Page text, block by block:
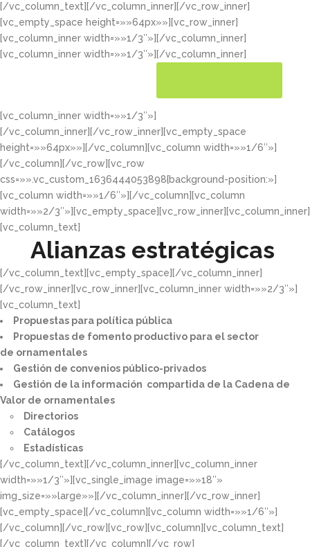
[/vc_column_text][/vc_column_inner][/vc_row_inner]
[vc_empty_space height=»»64px»»][vc_row_inner]
[vc_column_inner width=»»1/3″»][/vc_column_inner]
[vc_column_inner width=»»1/3″»][/vc_column_inner]
[vc_column_inner width=»»1/3″»]
[/vc_column_inner][/vc_row_inner][vc_empty_space
height=»»64px»»][/vc_column][vc_column width=»»1/6″»]
[/vc_column][/vc_row][vc_row
css=»».vc_custom_1636444053898{background-position:»]
[vc_column width=»»1/6″»][/vc_column][vc_column
width=»»2/3″»][vc_empty_space][vc_row_inner][vc_column_inner]
[vc_column_text]
Alianzas estratégicas
[/vc_column_text][vc_empty_space][/vc_column_inner]
[/vc_row_inner][vc_row_inner][vc_column_inner width=»»2/3″»]
[vc_column_text]
Propuestas para política pública​
Propuestas de fomento productivo para el sector
de ornamentales​
Gestión de convenios público-privados​
Gestión de la información compartida de la Cadena de
Valor de ornamentales​
Directorios​
Catálogos​
Estadísticas
[/vc_column_text][/vc_column_inner][vc_column_inner
width=»»1/3″»][vc_single_image image=»»18″»
img_size=»»large»»][/vc_column_inner][/vc_row_inner]
[vc_empty_space][/vc_column][vc_column width=»»1/6″»]
[/vc_column][/vc_row][vc_row][vc_column][vc_column_text]
[/vc_column_text][/vc_column][/vc_row]